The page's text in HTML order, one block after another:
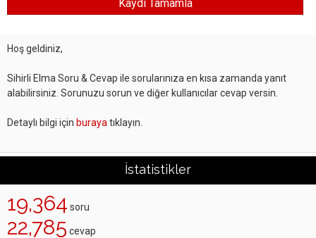
Hoş geldiniz,
Sihirli Elma Soru & Cevap ile sorularınıza en kısa zamanda yanıt
alabilirsiniz. Sorunuzu sorun ve diğer kullanıcılar cevap versin.
Detaylı bilgi için buraya tıklayın.
İstatistikler
19,364 soru
22,785 cevap